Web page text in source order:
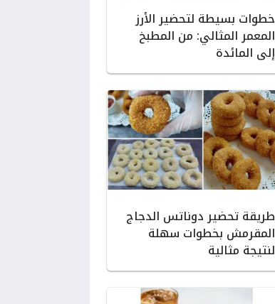
خطوات بسيطة لتحضير الأرز
المعمر المثالي: من المطبخ
إلى المائدة
طريقة تحضير دوناتس الدجاج
المقرمش بخطوات سهلة
لنتيجة مثالية